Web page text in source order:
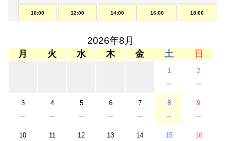
10:00 12:00 14:00 16:00 18:00
2026年8月
月 火 水 木 金 土 日
1
－
2
－
3
－
4
－
5
－
6
－
7
－
8
－
9
－
10 11 12 13 14 15 16